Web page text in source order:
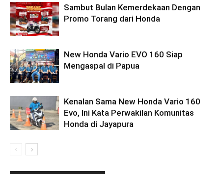
Sambut Bulan Kemerdekaan Dengan
Promo Torang dari Honda
New Honda Vario EVO 160 Siap
Mengaspal di Papua
Kenalan Sama New Honda Vario 160
Evo, Ini Kata Perwakilan Komunitas
Honda di Jayapura